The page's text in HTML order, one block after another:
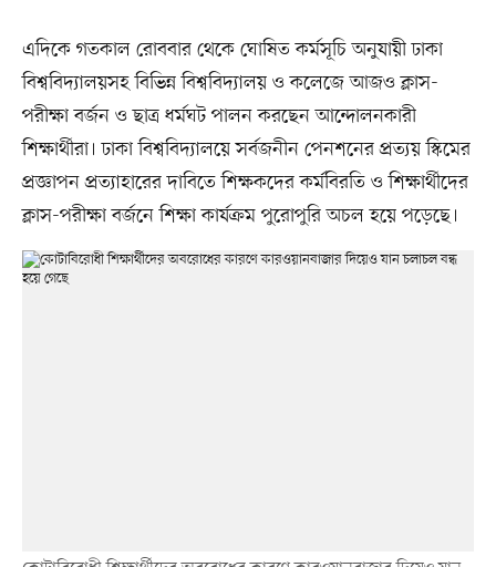
এদিকে গতকাল রোববার থেকে ঘোষিত কর্মসূচি অনুযায়ী ঢাকা
বিশ্ববিদ্যালয়সহ বিভিন্ন বিশ্ববিদ্যালয় ও কলেজে আজও ক্লাস-
পরীক্ষা বর্জন ও ছাত্র ধর্মঘট পালন করছেন আন্দোলনকারী
শিক্ষার্থীরা। ঢাকা বিশ্ববিদ্যালয়ে সর্বজনীন পেনশনের প্রত্যয় স্কিমের
প্রজ্ঞাপন প্রত্যাহারের দাবিতে শিক্ষকদের কর্মবিরতি ও শিক্ষার্থীদের
ক্লাস-পরীক্ষা বর্জনে শিক্ষা কার্যক্রম পুরোপুরি অচল হয়ে পড়েছে।